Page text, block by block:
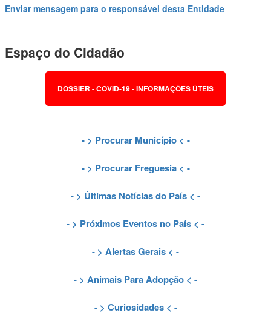
Enviar mensagem para o responsável desta Entidade
Espaço do Cidadão
DOSSIER - COVID-19 - INFORMAÇÕES ÚTEIS
- > Procurar Município< -
- > Procurar Freguesia< -
- > Últimas Notícias do País < -
- > Próximos Eventos no País < -
- > Alertas Gerais < -
- > Animais Para Adopção < -
- > Curiosidades< -